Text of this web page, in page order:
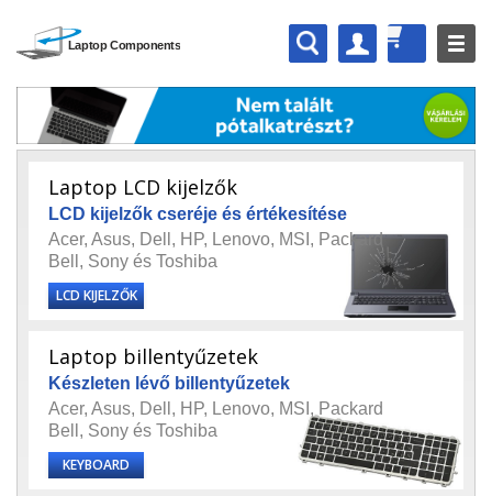
Laptop LCD kijelzők
LCD kijelzők cseréje és értékesítése
Acer, Asus, Dell , HP, Lenovo, MSI , Packard
Bell , Sony és Toshiba
LCD KIJELZŐK
Laptop billentyűzetek
Készleten lévő billentyűzetek
Acer, Asus, Dell , HP, Lenovo, MSI , Packard
Bell , Sony és Toshiba
KEYBOARD